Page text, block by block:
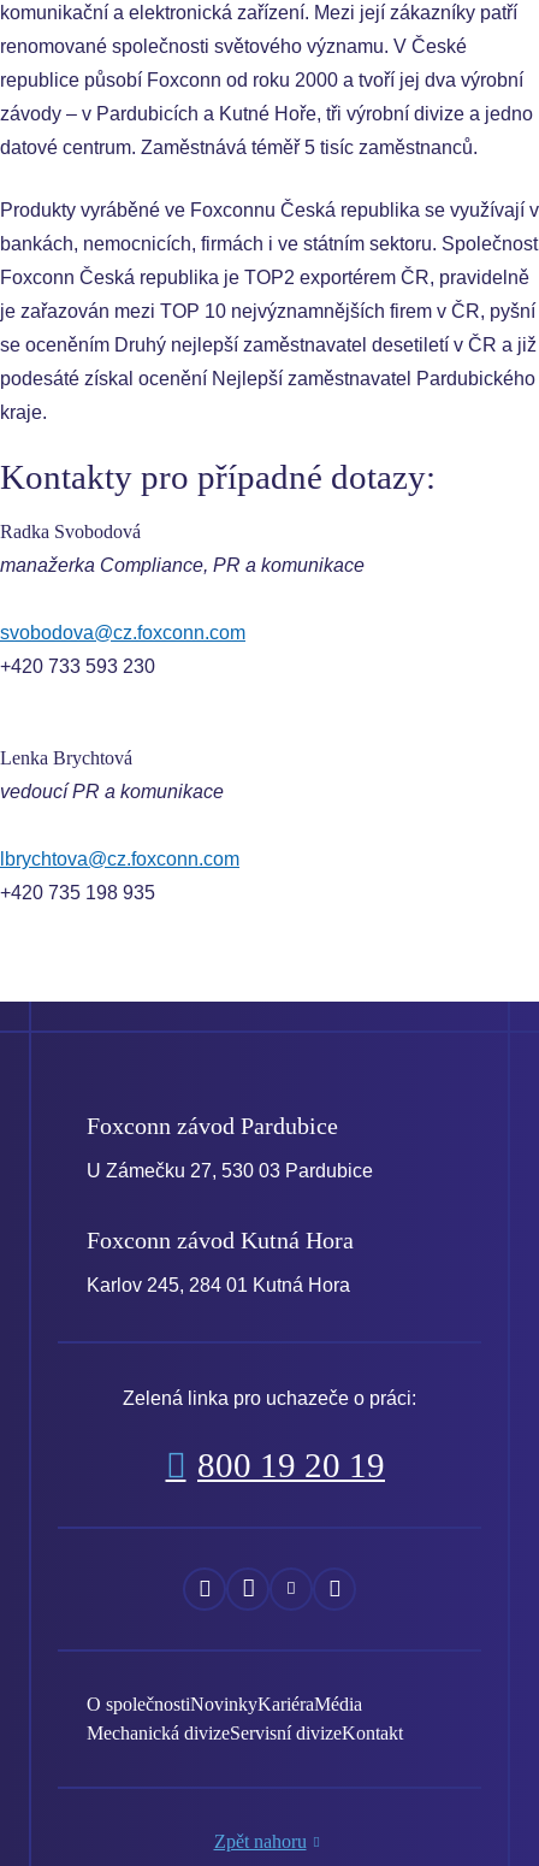
komunikační a elektronická zařízení. Mezi její zákazníky patří
renomované společnosti světového významu. V České
republice působí Foxconn od roku 2000 a tvoří jej dva výrobní
závody – v Pardubicích a Kutné Hoře, tři výrobní divize a jedno
datové centrum. Zaměstnává téměř 5 tisíc zaměstnanců.
Produkty vyráběné ve Foxconnu Česká republika se využívají v
bankách, nemocnicích, firmách i ve státním sektoru. Společnost
Foxconn Česká republika je TOP2 exportérem ČR, pravidelně
je zařazován mezi TOP 10 nejvýznamnějších firem v ČR, pyšní
se oceněním Druhý nejlepší zaměstnavatel desetiletí v ČR a již
podesáté získal ocenění Nejlepší zaměstnavatel Pardubického
kraje.
Kontakty pro případné dotazy:
Radka Svobodová
manažerka Compliance, PR a komunikace
svobodova@cz.foxconn.com
+420 733 593 230
Lenka Brychtová
vedoucí PR a komunikace
lbrychtova@cz.foxconn.com
+420 735 198 935
Foxconn závod Pardubice
U Zámečku 27, 530 03 Pardubice
Foxconn závod Kutná Hora
Karlov 245, 284 01 Kutná Hora
Zelená linka pro uchazeče o práci:
800 19 20 19
Náš
Facebook
Náš
Instagram
Náš
YouTube
Náš
LinkedIn
O společnostiNovinkyKariéraMédia
Mechanická divizeServisní divizeKontakt
Zpět nahoru